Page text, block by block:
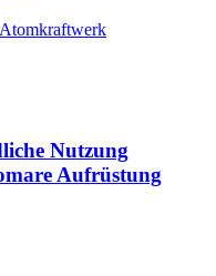
Nutzung
Aufrüstung